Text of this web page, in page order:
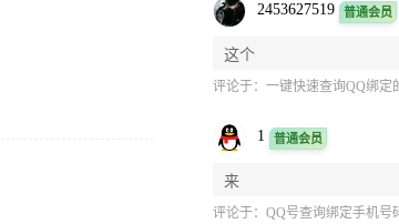
2453627519 普通会员
这个
评论于：一键快速查询QQ绑定
1 普通会员
来
评论于：QQ号查询绑定手机号